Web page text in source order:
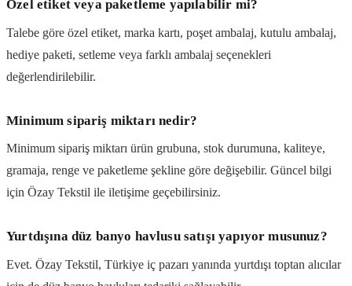
Özel etiket veya paketleme yapılabilir mi?
Talebe göre özel etiket, marka kartı, poşet ambalaj, kutulu ambalaj,
hediye paketi, setleme veya farklı ambalaj seçenekleri
değerlendirilebilir.
Minimum sipariş miktarı nedir?
Minimum sipariş miktarı ürün grubuna, stok durumuna, kaliteye,
gramaja, renge ve paketleme şekline göre değişebilir. Güncel bilgi
için Özay Tekstil ile iletişime geçebilirsiniz.
Yurtdışına düz banyo havlusu satışı yapıyor musunuz?
Evet. Özay Tekstil, Türkiye iç pazarı yanında yurtdışı toptan alıcılar